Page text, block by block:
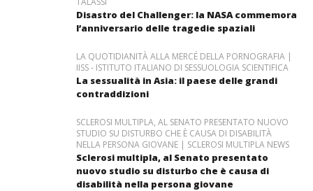
Disastro del Challenger: la NASA commemora
l’anniversario delle tragedie spaziali
LA QUOTIDIANITÀ ALLA MERCÉ DELLA PORNOGRAFIA |
IISS - ISTITUTO ITALIANO DI SESSUOLOGIA SCIENTIFICA
La sessualità in Asia: il paese delle grandi
contraddizioni
SCLEROSI MULTIPLA, AL SENATO PRESENTATO NUOVO
STUDIO SU DISTURBO CHE È CAUSA DI DISABILITÀ
NELLA PERSONA GIOVANE | SCLEROSI MULTIPLA NEWS
Sclerosi multipla, al Senato presentato
nuovo studio su disturbo che è causa di
disabilità nella persona giovane